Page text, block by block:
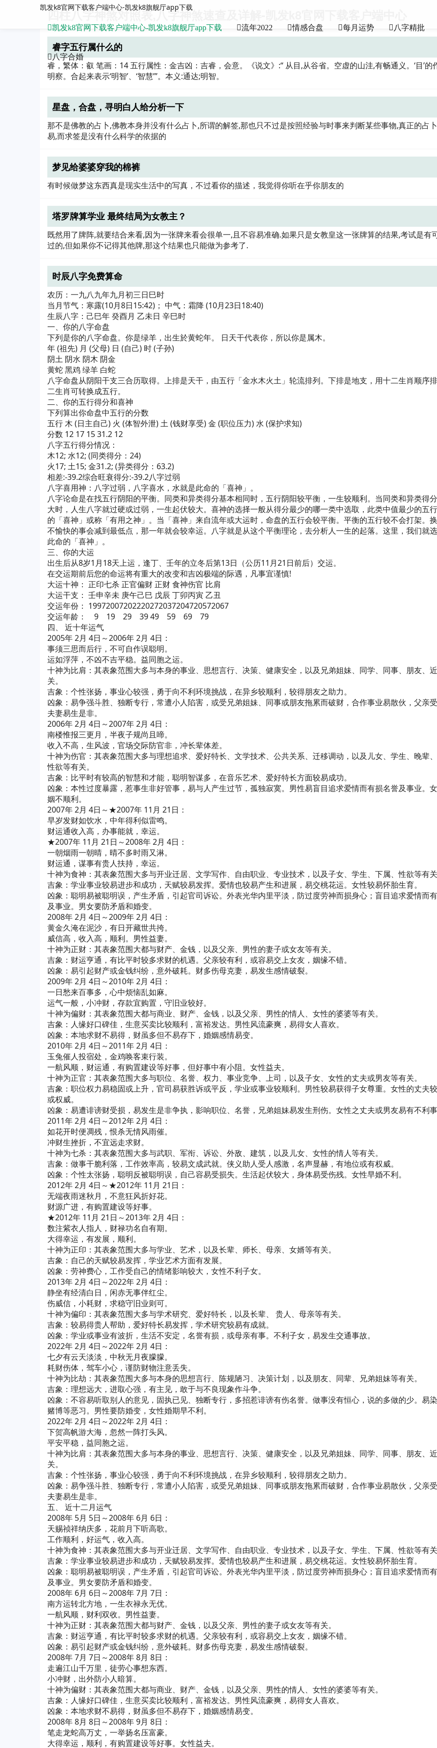
凯发k8官网下载客户端中心-凯发k8旗舰厅app下载
凯发k8官网下载客户端中心-凯发k8旗舰厅app下载 流年2022 情感合盘 每月运势 八字精批
八字合婚
四柱八字神煞对照表,八字神煞速查及详解-凯发k8官网下载客户端中心
睿字五行属什么的
睿，繁体：叡 笔画：14 五行属性：金吉凶：吉睿，会意。《说文》:“ 从目,从谷省。空虚的山洼,有畅通义。‘目’的
明察。合起来表示‘明智’、‘智慧’”。本义:通达;明智。
星盘，合盘，寻明白人给分析一下
那不是佛教的占卜,佛教本身并没有什么占卜,所谓的解签,那也只不过是按照经验与时事来判断某些事物,真正的占
易,而求签是没有什么科学的依据的
梦见给婆婆穿我的棉裤
有时候做梦这东西真是现实生活中的写真，不过看你的描述，我觉得你听在乎你朋友的
塔罗牌算学业 最终结局为女教主？
既然用了牌阵,就要结合来看,因为一张牌来看会很单一,且不容易准确.如果只是女教皇这一张牌算的结果,考试是有
过的,但如果你不记得其他牌,那这个结果也只能做为参考了.
时辰八字免费算命
农历：一九八九年九月初三日巳时
当月节气：寒露(10月8日15:42)； 中气：霜降 (10月23日18:40)
生辰八字：己巳年 癸酉月 乙未日 辛巳时
一、你的八字命盘
下列是你的八字命盘。你是绿羊，出生於黄蛇年。 日天干代表你，所以你是属木。
年 (祖先) 月 (父母) 日 (自己) 时 (子孙)
阴土 阴水 阴木 阴金
黄蛇 黑鸡 绿羊 白蛇
八字命盘从阴阳干支三合历取得。上排是天干，由五行「金水木火土」轮流排列。下排是地支，用十二生肖顺序
二生肖可转换成五行。
二、你的五行得分和喜神
下列算出你命盘中五行的分数
五行 木 (日主自己) 火 (体智外泄) 土 (钱财享受) 金 (职位压力) 水 (保护求知)
分数 12 17 15 31.2 12
八字五行得分情况：
木12; 水12; (同类得分：24)
火17; 土15; 金31.2; (异类得分：63.2)
相差:-39.2综合旺衰得分:-39.2八字过弱
八字喜用神：八字过弱，八字喜水，水就是此命的「喜神」。
八字论命是在找五行阴阳的平衡。同类和异类得分基本相同时，五行阴阳较平衡，一生较顺利。当同类和异类得
大时，人生八字就过硬或过弱，一生起伏较大。喜神的选择一般从得分最少的哪一类中选取，此类中值最少的五
的「喜神」或称「有用之神」。当「喜神」来自流年或大运时，命盘的五行会较平衡。平衡的五行较不会打架。
不愉快的事会减到最低点，那一年就会较幸运。八字就是从这个平衡理论，去分析人一生的起落。这里，我们就
此命的「喜神」。
三、你的大运
出生后从8岁1月18天上运，逢丁、壬年的立冬后第13日（公历11月21日前后）交运。
在交运期前后您的命运将有重大的改变和吉凶极端的际遇，凡事宜谨慎!
大运十神： 正印七杀 正官偏财 正财 食神伤官 比肩
大运干支： 壬申辛未 庚午己巳 戊辰 丁卯丙寅 乙丑
交运年份： 19972007202220272037204720572067
交运年龄： 9 19 29 39 49 59 69 79
四、 近十年运气
2005年 2月 4日～2006年 2月 4日：
事须三思而后行，不可自作误聪明。
运如浮萍，不凶不吉平稳。益同胞之运。
十神为比肩：其表象范围大多与本身的事业、思想言行、决策、健康安全，以及兄弟姐妹、同学、同事、朋友、
关。
吉象：个性张扬，事业心较强，勇于向不利环境挑战，在异乡较顺利，较得朋友之助力。
凶象：易争强斗胜、独断专行，常遭小人陷害，或受兄弟姐妹、同事或朋友拖累而破财，合作事业易散伙，父亲
夫妻易生是非。
2006年 2月 4日～2007年 2月 4日：
南楼惟报三更月，半夜子规尚且啼。
收入不高，生风波，官场交际防官非，冲长辈体差。
十神为伤官：其表象范围大多与理想追求、爱好特长、文学技术、公共关系、迁移调动，以及儿女、学生、晚辈
性欲等有关。
吉象：比平时有较高的智慧和才能，聪明智谋多，在音乐艺术、爱好特长方面较易成功。
凶象：本性过度暴露，惹事生非好管事，易与人产生过节，孤独寂寞。男性易盲目追求爱情而有损名誉及事业。
姻不顺利。
2007年 2月 4日～★2007年 11月 21日：
早岁发财如饮水，中年得利似雷鸣。
财运通收入高，办事能就，幸运。
★2007年 11月 21日～2008年 2月 4日：
一朝烟雨一朝晴，晴不多时雨又淋。
财运通，谋事有贵人扶持，幸运。
十神为食神：其表象范围大多与开业迁居、文学写作、自由职业、专业技术，以及子女、学生、下属、性欲等有
吉象：学业事业较易进步和成功，天赋较易发挥。爱情也较易产生和进展，易交桃花运。女性较易怀胎生育。
凶象：聪明易被聪明误，产生矛盾，引起官司诉讼。外表光华内里平淡，防过度劳神而损身心；盲目追求爱情而
及事业。男女要防矛盾和婚变。
2008年 2月 4日～2009年 2月 4日：
黄金久淹在泥沙，有日开藏世共挎。
威信高，收入高，顺利。男性益妻。
十神为正财：其表象范围大都与财产、金钱，以及父亲、男性的妻子或女友等有关。
吉象：财运亨通，有比平时较多求财的机遇。父亲较有利，或容易交上女友，姻缘不错。
凶象：易引起财产或金钱纠纷，意外破耗。财多伤母克妻，易发生感情破裂。
2009年 2月 4日～2010年 2月 4日：
一日愁来百事多，心中烦恼乱如麻。
运气一般，小冲财，存款宜购置，守旧业较好。
十神为偏财：其表象范围大都与商业、财产、金钱，以及父亲、男性的情人、女性的婆婆等有关。
吉象：人缘好口碑佳，生意买卖比较顺利，富裕发达。男性风流豪爽，易得女人喜欢。
凶象：本地求财不易得，财虽多但不易存下，婚姻感情易变。
2010年 2月 4日～2011年 2月 4日：
玉兔催人投宿处，金鸡唤客束行装。
一航风顺，财运通，有购置建设等好事，但好事中有小阻。女性益夫。
十神为正官：其表象范围大多与职位、名誉、权力、事业竞争、上司，以及子女、女性的丈夫或男友等有关。
吉象：职位权力易稳固或上升，官司易获胜诉或平反，学业或事业较顺利。男性较易获得子女尊重。女性的丈夫
或权威。
凶象：易遭诽谤财受损，易发生是非争执，影响职位、名誉，兄弟姐妹易发生刑伤。女性之丈夫或男友易有不利
2011年 2月 4日～2012年 2月 4日：
如花开时便凋残，恨杀无情风雨催。
冲财生挫折，不宜远走求财。
十神为七杀：其表象范围大多与武职、军衔、诉讼、外敌、建筑，以及儿女、女性的情人等有关。
吉象：做事干脆利落，工作效率高，较易文成武就。侠义助人受人感激，名声显赫，有地位或有权威。
凶象：个性太张扬，聪明反被聪明误，自己容易受损失。生活起伏较大，身体易受伤残。女性早婚不利。
2012年 2月 4日～★2012年 11月 21日：
无端夜雨迷秋月，不意狂风折好花。
财源广进，有购置建设等好事。
★2012年 11月 21日～2013年 2月 4日：
数注紫衣人指人，财禄功名自有期。
大得幸运，有发展，顺利。
十神为正印：其表象范围大多与学业、艺术，以及长辈、师长、母亲、女婿等有关。
吉象：自己的天赋较易发挥，学业艺术方面有发展。
凶象：劳神费心，工作受自己的情绪影响较大，女性不利子女。
2013年 2月 4日～2022年 2月 4日：
静坐有经清白日，闲赤无事伴红尘。
伤威信，小耗财，求稳守旧业则可。
十神为偏印：其表象范围大多与学术研究、爱好特长，以及长辈、 贵人、母亲等有关。
吉象：较易得贵人帮助，爱好特长易发挥，学术研究较易有成就。
凶象：学业或事业有波折，生活不安定，名誉有损，或母亲有事。不利子女，易发生交通事故。
2022年 2月 4日～2022年 2月 4日：
七夕有云天淡淡，中秋无月夜朦朦。
耗财伤体，驾车小心，谨防财物注意丢失。
十神为比劫：其表象范围大多与本身的思想言行、陈规陋习、决策计划，以及朋友、同辈、兄弟姐妹等有关。
吉象：理想远大，进取心强，有主见，敢于与不良现象作斗争。
凶象：不容易听取别人的意见，固执已见、独断专行，多招惹诽谤有伤名誉。做事没有恒心，说的多做的少。易
赌博等恶习。男性要防婚变，女性婚期早不利。
2022年 2月 4日～2022年 2月 4日：
下贺高帆游大海，忽然一阵打头风。
平安平稳，益同胞之运。
十神为比肩：其表象范围大多与本身的事业、思想言行、决策、健康安全，以及兄弟姐妹、同学、同事、朋友、
关。
吉象：个性张扬，事业心较强，勇于向不利环境挑战，在异乡较顺利，较得朋友之助力。
凶象：易争强斗胜、独断专行，常遭小人陷害，或受兄弟姐妹、同事或朋友拖累而破财，合作事业易散伙，父亲
夫妻易生是非。
五、 近十二月运气
2008年 5月 5日～2008年 6月 6日：
天赐祯祥纳庆多，花前月下听高歌。
工作顺利，好运气，收入高。
十神为食神：其表象范围大多与开业迁居、文学写作、自由职业、专业技术，以及子女、学生、下属、性欲等有
吉象：学业事业较易进步和成功，天赋较易发挥。爱情也较易产生和进展，易交桃花运。女性较易怀胎生育。
凶象：聪明易被聪明误，产生矛盾，引起官司诉讼。外表光华内里平淡，防过度劳神而损身心；盲目追求爱情而
及事业。男女要防矛盾和婚变。
2008年 6月 6日～2008年 7月 7日：
南方运转北方地，一生衣禄永无优。
一航风顺，财利双收。男性益妻。
十神为正财：其表象范围大都与财产、金钱，以及父亲、男性的妻子或女友等有关。
吉象：财运亨通，有比平时较多求财的机遇。父亲较有利，或容易交上女友，姻缘不错。
凶象：易引起财产或金钱纠纷，意外破耗。财多伤母克妻，易发生感情破裂。
2008年 7月 7日～2008年 8月 8日：
走遍江山千万里，徒劳心事想东西。
小冲财，出外防小人暗算。
十神为偏财：其表象范围大都与商业、财产、金钱，以及父亲、男性的情人、女性的婆婆等有关。
吉象：人缘好口碑佳，生意买卖比较顺利，富裕发达。男性风流豪爽，易得女人喜欢。
凶象：本地求财不易得，财虽多但不易存下，婚姻感情易变。
2008年 8月 8日～2008年 9月 8日：
笔走龙蛇高万丈，一举扬名压富豪。
大得幸运，顺利，有购置建设等好事。女性益夫。